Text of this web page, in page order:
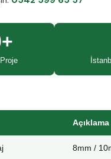
Açıklama
8mm /